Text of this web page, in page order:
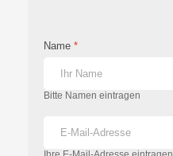
Name *
Bitte Namen eintragen